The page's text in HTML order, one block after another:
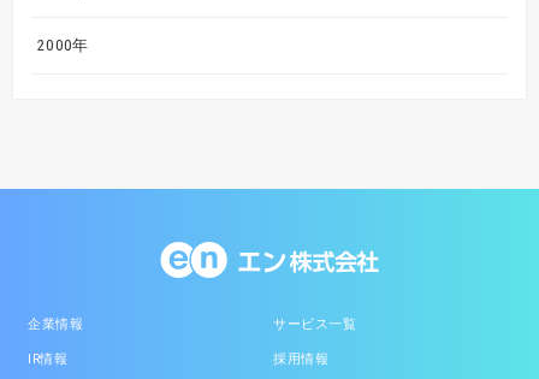
2000年
企業情報 サービス一覧
IR情報 採用情報